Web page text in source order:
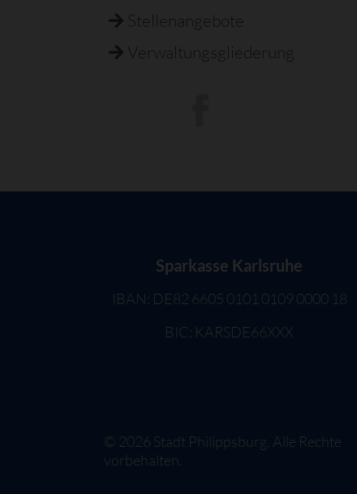
Stellenangebote
Verwaltungsgliederung
Sparkasse Karlsruhe
IBAN: DE82 6605 0101 0109 0000 18
BIC: KARSDE66XXX
© 2026 Stadt Philippsburg. Alle Rechte
vorbehalten.